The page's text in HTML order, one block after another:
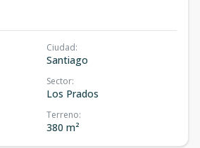
Ciudad:
Santiago
Sector:
Los Prados
Terreno:
380 m²